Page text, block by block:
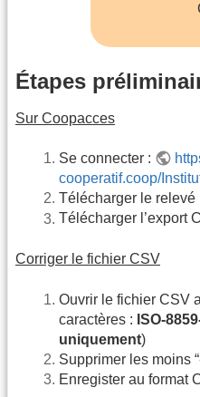
Étapes
Sur Coopacces
Se connecter :
cooperatif.coop/
Télécharger le relevé
Télécharger l’export
Corriger le fichier CSV
Ouvrir le fichier CSV
caractères : ISO-
uniquement)
Supprimer les moins
Enregister au format